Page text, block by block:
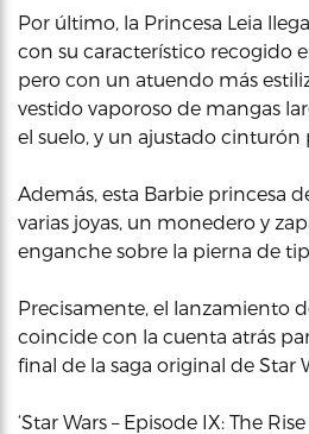
Por último, la Princesa Leia
con su característico recogido
pero con un atuendo más
vestido vaporoso de mangas
el suelo, y un ajustado cinturón
Además, esta Barbie princesa
varias joyas, un monedero y
enganche sobre la pierna de
Precisamente, el lanzamiento
coincide con la cuenta atrás
final de la saga original de Star
‘Star Wars – Episode IX: The